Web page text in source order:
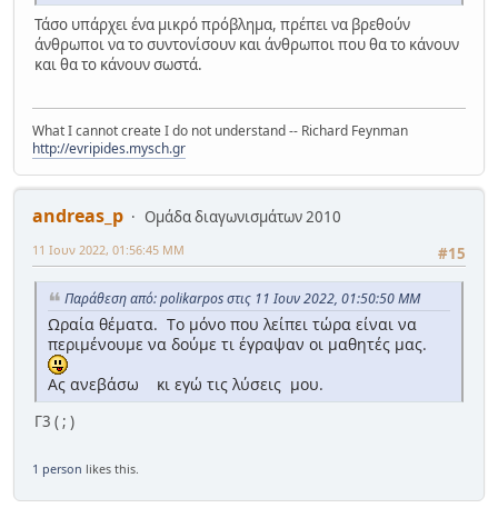
Τάσο υπάρχει ένα μικρό πρόβλημα, πρέπει να βρεθούν
άνθρωποι να το συντονίσουν και άνθρωποι που θα το κάνουν
και θα το κάνουν σωστά.
What I cannot create I do not understand -- Richard Feynman
http://evripides.mysch.gr
andreas_p
Ομάδα διαγωνισμάτων 2010
#15
11 Ιουν 2022, 01:56:45 ΜΜ
Παράθεση από: polikarpos στις 11 Ιουν 2022, 01:50:50 ΜΜ
Ωραία θέματα. Το μόνο που λείπει τώρα είναι να
περιμένουμε να δούμε τι έγραψαν οι μαθητές μας.
Ας ανεβάσω κι εγώ τις λύσεις μου.
Γ3 ( ; )
1 person likes this.